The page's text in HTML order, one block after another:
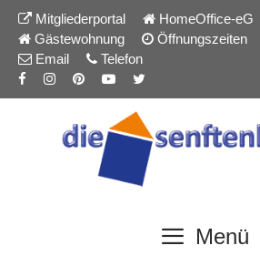
springen
Zum
Inhalt
springen
Mitgliederportal
HomeOffice-eG
Gästewohnung
Öffnungszeiten
Email
Telefon
Menü